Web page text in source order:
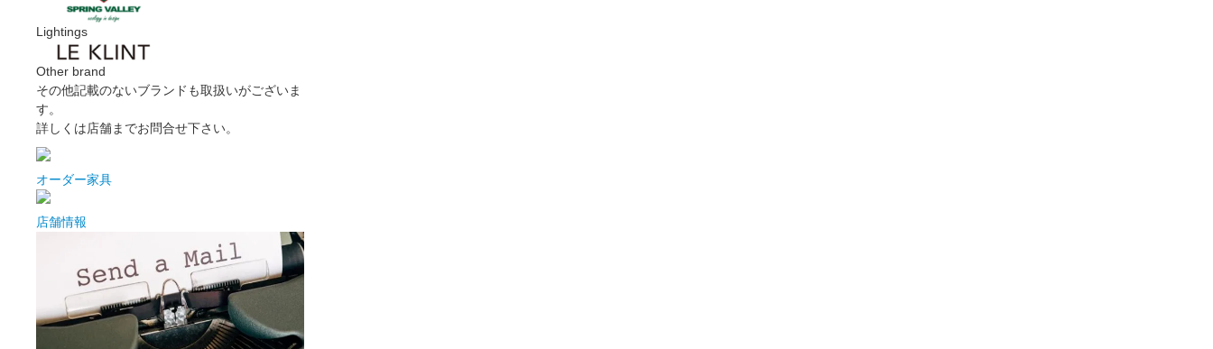
Lightings
Other brand
その他記載のないブランドも取扱いがございま
す。
詳しくは店舗までお問合せ下さい。
オーダー家具
店舗情報